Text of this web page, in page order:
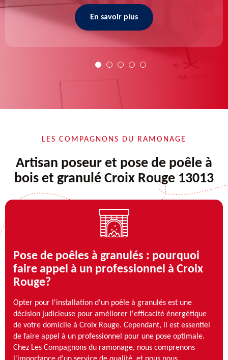
En savoir plus
LES COMPAGNONS DU RAMONAGE
Artisan poseur et pose de poêle à
bois et granulé Croix Rouge 13013
Pose de poêles à granulés : pourquoi
faire appel à un professionnel à Croix
Rouge?
Opter pour l'installation d'un poêle à granulés est une
décision judicieuse pour améliorer l'efficacité énergétique
de votre domicile à Croix Rouge. Cependant, il est essentiel
de faire appel à un professionnel pour une pose optimale.
Chez Les Compagnons du ramonage, nous comprenons